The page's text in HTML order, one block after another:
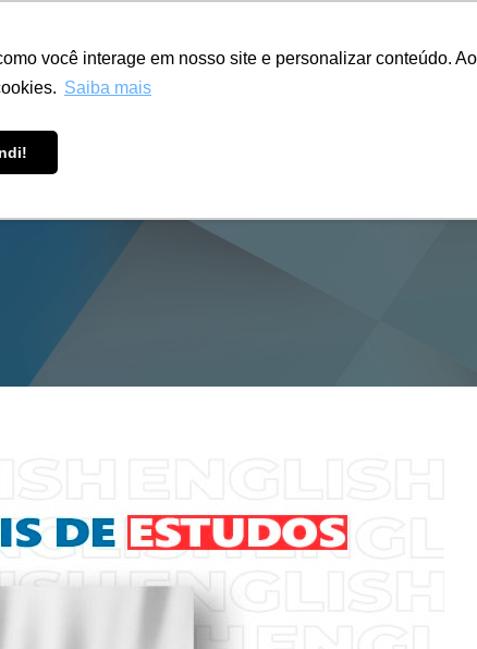
você interage em nosso site e personalizar conteúdo.
Saiba mais
EXTENSÃO PESQUISA